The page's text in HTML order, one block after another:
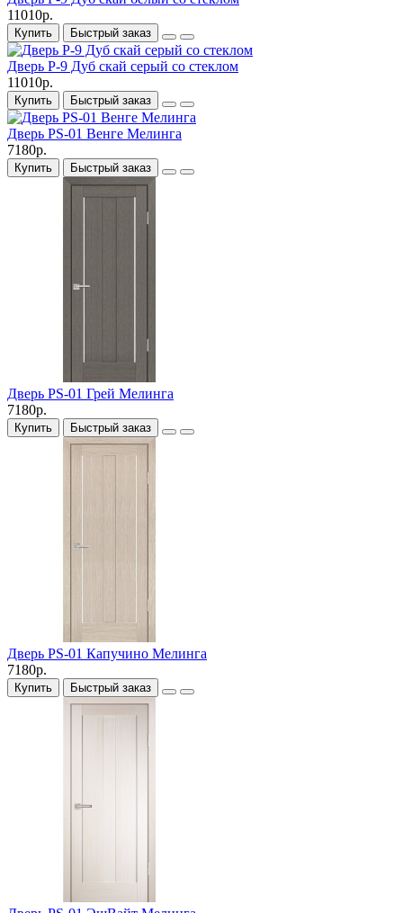
11010р.
Купить Быстрый заказ
Дверь P-9 Дуб скай серый со стеклом
11010р.
Купить Быстрый заказ
Дверь PS-01 Венге Мелинга
7180р.
Купить Быстрый заказ
Дверь PS-01 Грей Мелинга
7180р.
Купить Быстрый заказ
Дверь PS-01 Капучино Мелинга
7180р.
Купить Быстрый заказ